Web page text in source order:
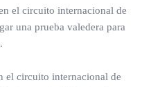
el circuito internacional de
una prueba valedera para
el circuito internacional de